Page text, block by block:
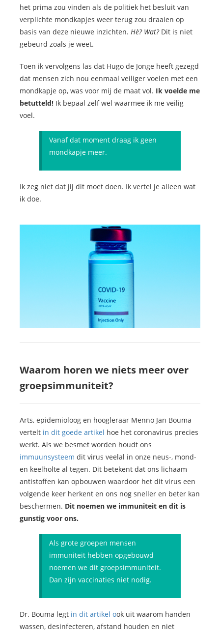
het prima zou vinden als de politiek het besluit van
verplichte mondkapjes weer terug zou draaien op
basis van deze nieuwe inzichten. Hè? Wat?Dit is niet
gebeurd zoals je weet.
Toen ik vervolgens las dat Hugo de Jonge heeft gezegd
dat mensen zich nou eenmaal veiliger voelen met een
mondkapje op, was voor mij de maat vol. Ik voelde me
betutteld! Ik bepaal zelf wel waarmee ik me veilig
voel.
Vanaf dat moment draag ik geen
mondkapje meer.
Ik zeg niet dat jij dit moet doen. Ik vertel je alleen wat
ik doe.
Waarom horen we niets meer over
groepsimmuniteit?
Arts, epidemioloog en hoogleraar Menno Jan Bouma
vertelt in dit goede artikel hoe het coronavirus precies
werkt. Als we besmet worden houdt ons
immuunsysteem dit virus veelal in onze neus-, mond-
en keelholte al tegen. Dit betekent dat ons lichaam
antistoffen kan opbouwen waardoor het dit virus een
volgende keer herkent en ons nog sneller en beter kan
beschermen. Dit noemen we immuniteit en dit is
gunstig voor ons.
Als grote groepen mensen
immuniteit hebben opgebouwd
noemen we dit groepsimmuniteit.
Dan zijn vaccinaties niet nodig.
Dr. Bouma legt in dit artikel ook uit waarom handen
wassen, desinfecteren, afstand houden en niet